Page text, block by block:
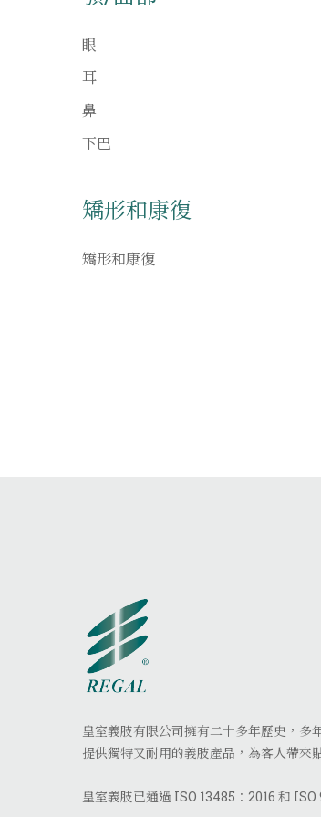
眼
耳
鼻
下巴
矯形和康復
矯形和康復
皇室義肢有限公司擁有二十多年歷史，
提供獨特又耐用的義肢產品，為客人帶來
皇室義肢已通過 ISO 13485：2016 和 ISO